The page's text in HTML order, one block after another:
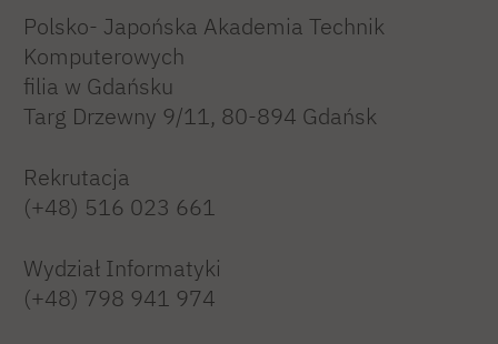
Polsko- Japońska Akademia Technik
Komputerowych
filia w Gdańsku
Targ Drzewny 9/11, 80-894 Gdańsk
Rekrutacja
(+48) 516 023 661
Wydział Informatyki
(+48) 798 941 974